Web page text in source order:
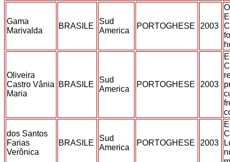
Gama
Marivalda
BRASILE
Sud
America
PORTOGHESE 2003
Oliveira
Castro Vânia
Maria
BRASILE
Sud
America
PORTOGHESE 2003
dos Santos
Farias
Verônica
BRASILE
Sud
America
PORTOGHESE 2003